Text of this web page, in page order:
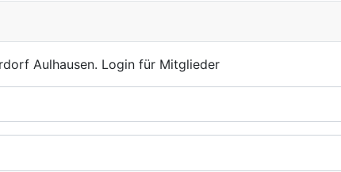
Aulhausen. Login für Mitglieder